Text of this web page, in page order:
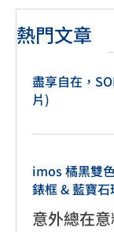
熱門文章
盡享自在，
片)
imos 橘黑雙
錶框 & 藍寶
意外總在